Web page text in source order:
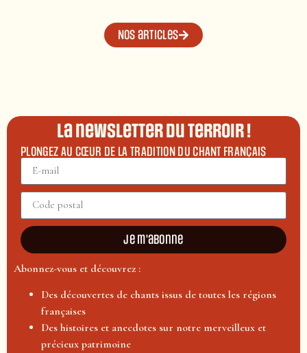
Nos articles
La newsletter du terroir !
PLONGEZ AU CŒUR DE LA TRADITION DU CHANT FRANÇAIS
Je m'abonne
Abonnez-vous et découvrez :
Des découvertes de chants issus de toutes les régions
françaises
Des histoires et anecdotes sur notre merveilleux et
précieux patrimoine